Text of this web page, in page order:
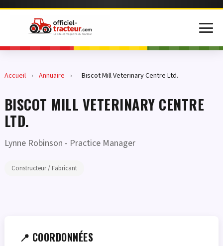
Accueil › Annuaire › Biscot Mill Veterinary Centre Ltd.
BISCOT MILL VETERINARY CENTRE
LTD.
Lynne Robinson - Practice Manager
Constructeur / Fabricant
📍 COORDONNÉES